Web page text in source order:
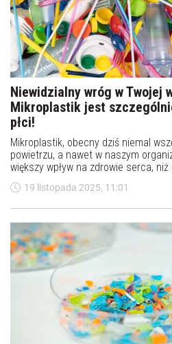
Niewidzialny wróg w Twojej
Mikroplastik jest
płci!
Mikroplastik, obecny dziś niemal
powietrzu, a nawet w naszym
większy wpływ na zdrowie serca,
badania naukowców z University of
pokazują, że codzienna ekspozycja
19 listopada 2025, 11:01